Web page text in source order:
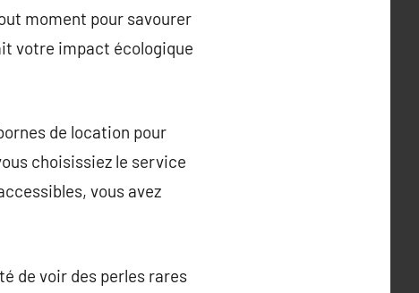
moment pour savourer
votre impact écologique
de location pour
choisissiez le service
vous avez
de voir des perles rares